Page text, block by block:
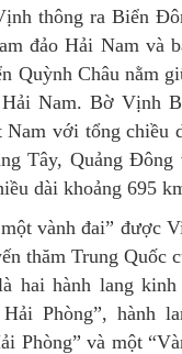
thông ra Biển
đảo Hải Nam và
Quỳnh Châu nằm
Nam. Bờ Vịnh
Nam với tổng chiều
Tây, Quảng Đông
dài khoảng 695
vành đai” được
thăm Trung Quốc
hai hành lang kinh
Phòng”, hành
Phòng” và một